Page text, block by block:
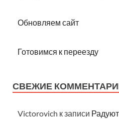
Обновляем сайт
Готовимся к переезду
СВЕЖИЕ
Victorovich к записи